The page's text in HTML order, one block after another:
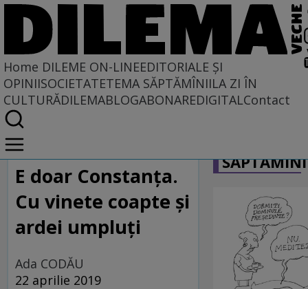
Home DILEME ON-LINEEDITORIALE ȘI
OPINIISOCIETATETEMA SĂPTĂMÎNIILA ZI ÎN
CULTURĂDILEMABLOGABONAREDIGITALContact
Home
Dileme on-line
E doar Constanța.
Cu vinete coapte și
ardei umpluți
Ada CODĂU
22 aprilie 2019